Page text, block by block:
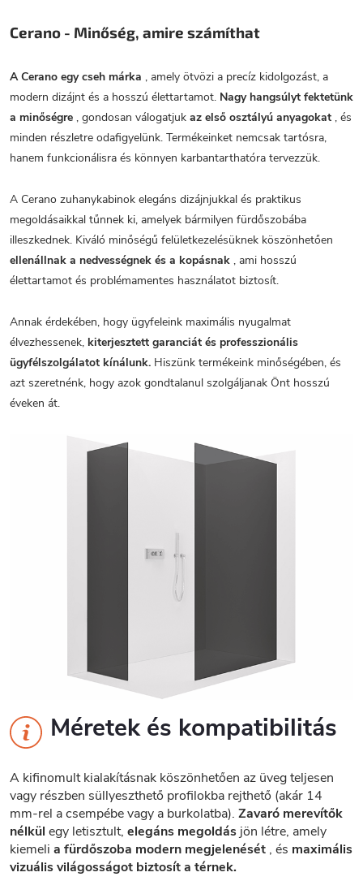
Cerano - Minőség, amire számíthat
A Cerano egy cseh márka , amely ötvözi a precíz kidolgozást, a
modern dizájnt és a hosszú élettartamot. Nagy hangsúlyt fektetünk
a minőségre , gondosan válogatjuk az első osztályú anyagokat , és
minden részletre odafigyelünk. Termékeinket nemcsak tartósra,
hanem funkcionálisra és könnyen karbantarthatóra tervezzük.
A Cerano zuhanykabinok elegáns dizájnjukkal és praktikus
megoldásaikkal tűnnek ki, amelyek bármilyen fürdőszobába
illeszkednek. Kiváló minőségű felületkezelésüknek köszönhetően
ellenállnak a nedvességnek és a kopásnak , ami hosszú
élettartamot és problémamentes használatot biztosít.
Annak érdekében, hogy ügyfeleink maximális nyugalmat
élvezhessenek, kiterjesztett garanciát és professzionális
ügyfélszolgálatot kínálunk. Hiszünk termékeink minőségében, és
azt szeretnénk, hogy azok gondtalanul szolgáljanak Önt hosszú
éveken át.
Méretek és kompatibilitás
A kifinomult kialakításnak köszönhetően az üveg teljesen
vagy részben süllyeszthető profilokba rejthető (akár 14
mm-rel a csempébe vagy a burkolatba). Zavaró merevítők
nélkül egy letisztult, elegáns megoldás jön létre, amely
kiemeli a fürdőszoba modern megjelenését , és maximális
vizuális világosságot biztosít a térnek.